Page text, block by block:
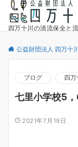
四万十川の清流保全と
公益財団法人 四万十
ブログ 四
七里小学校5，
2021年7月19日